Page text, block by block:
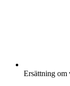
Ersättning om